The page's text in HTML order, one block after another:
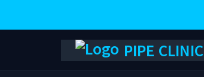
PIPE CLINIC